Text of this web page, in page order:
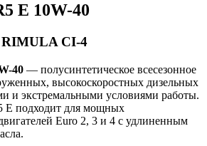
E 10W-40
RIMULA CI-4
40 — полусинтетическое всесезонное
высокоскоростных дизельных
и экстремальными условиями работы.
E подходит для мощных
Euro 2, 3 и 4 с удлиненным